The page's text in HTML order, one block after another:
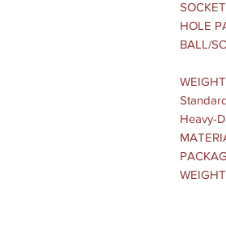
HOLE
BALL/
Heavy-